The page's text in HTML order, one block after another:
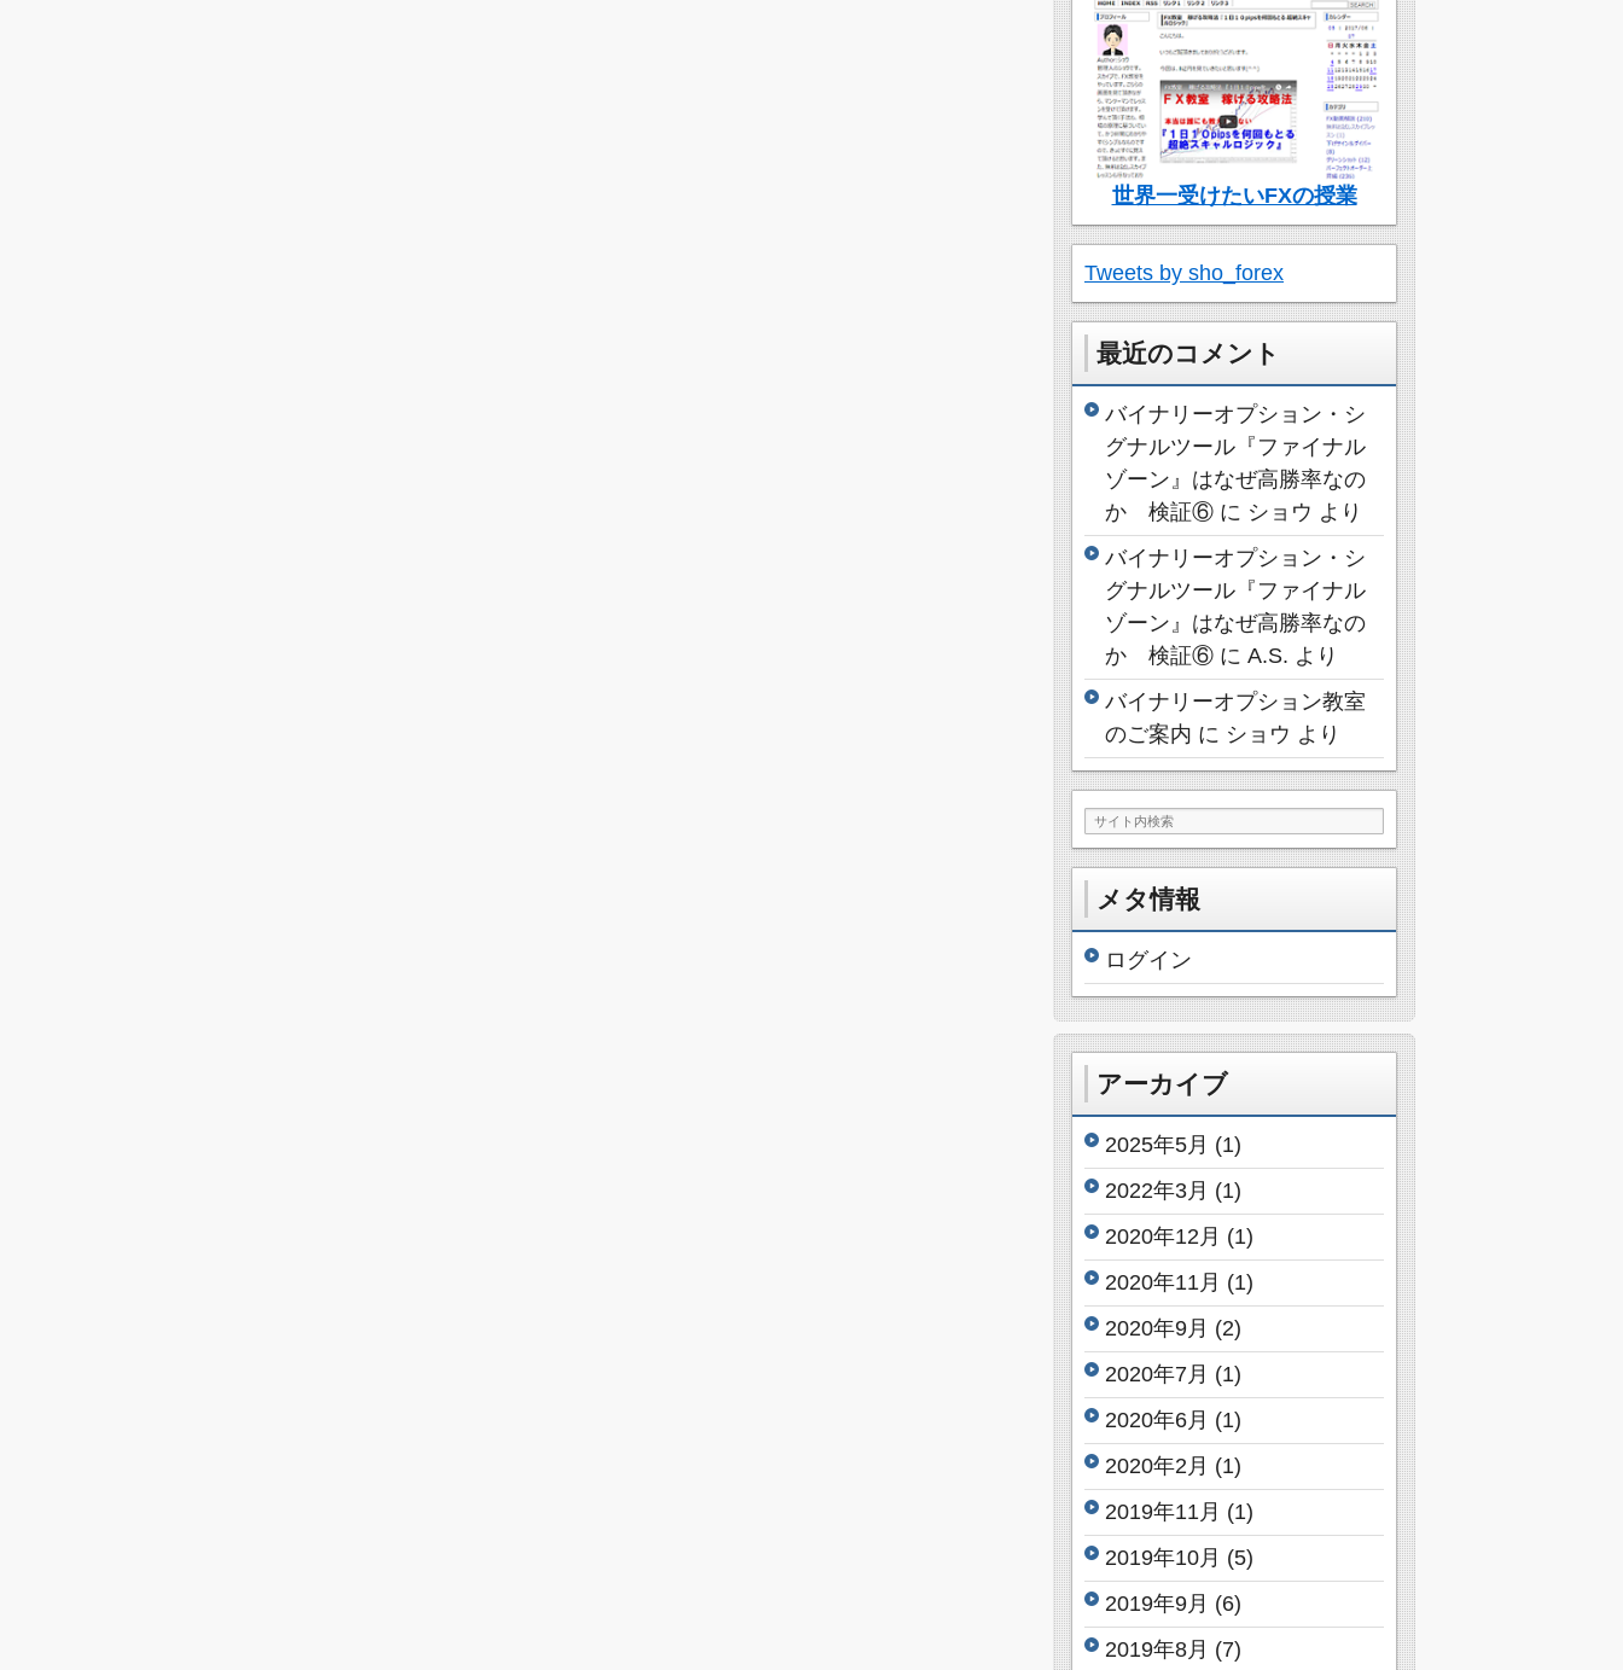
世界一受けたいFXの授業
Tweets by sho_forex
最近のコメント
バイナリーオプション・シ
グナルツール『ファイナル
ゾーン』はなぜ高勝率なの
か 検証⑥ に ショウ より
バイナリーオプション・シ
グナルツール『ファイナル
ゾーン』はなぜ高勝率なの
か 検証⑥ に A.S. より
バイナリーオプション教室
のご案内 に ショウ より
メタ情報
ログイン
アーカイブ
2025年5月 (1)
2022年3月 (1)
2020年12月 (1)
2020年11月 (1)
2020年9月 (2)
2020年7月 (1)
2020年6月 (1)
2020年2月 (1)
2019年11月 (1)
2019年10月 (5)
2019年9月 (6)
2019年8月 (7)